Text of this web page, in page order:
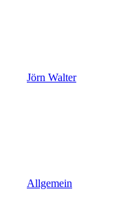
Jörn Walter
Allgemein